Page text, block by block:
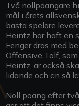
Två nollpoängare
mål i årets
bästa spelare
Heintz har haft en
Fenger dras med
Offensive Tolf,
Heintz, är också
lidande och än så
Noll poäng efter